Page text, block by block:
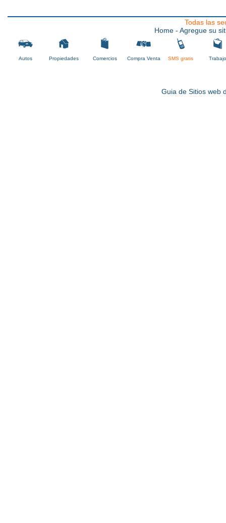
Todas las
Home - Agregue su
Autos Propiedades Comercios Compra Venta SMS gratis Trabajo
Guia de Sitios web